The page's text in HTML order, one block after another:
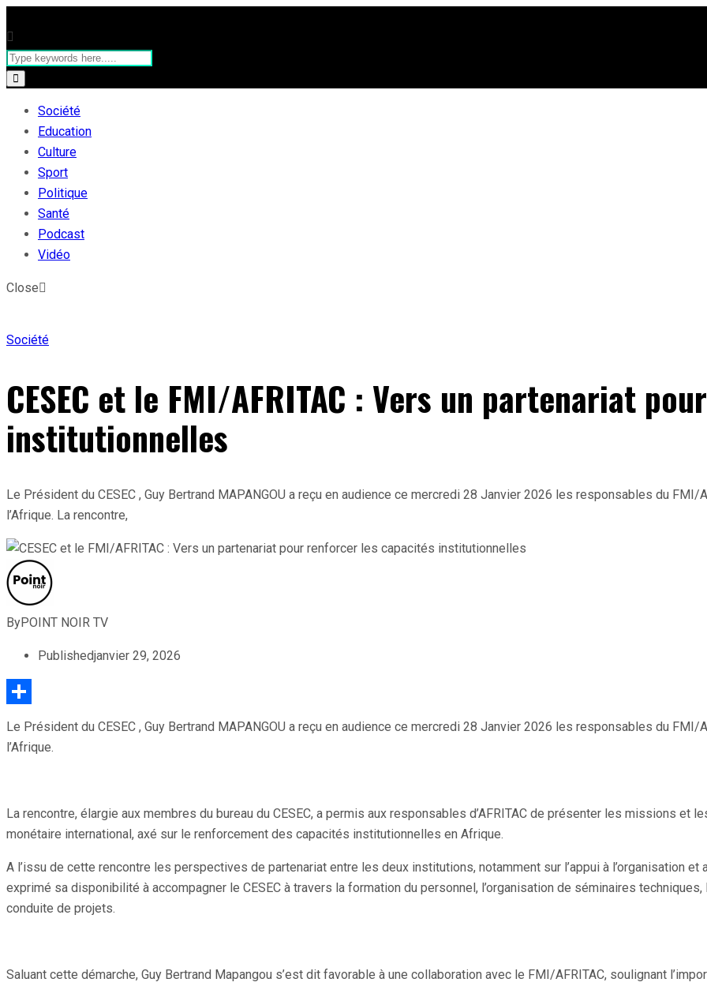
Société
Education
Culture
Sport
Politique
Santé
Podcast
Vidéo
Close
Société
CESEC et le FMI/AFRITAC : Vers un partenariat
institutionnelles
Le Président du CESEC , Guy Bertrand MAPANGOU a reçu en audience ce mercredi 28 Janvier 2026 les responsables du FMI/
l’Afrique. La rencontre,
ByPOINT NOIR TV
Publishedjanvier 29, 2026
Le Président du CESEC , Guy Bertrand MAPANGOU a reçu en audience ce mercredi 28 Janvier 2026 les responsables du FMI/
l’Afrique.
La rencontre, élargie aux membres du bureau du CESEC, a permis aux responsables d’AFRITAC de présenter les missions et
monétaire international, axé sur le renforcement des capacités institutionnelles en Afrique.
A l’issu de cette rencontre les perspectives de partenariat entre les deux institutions, notamment sur l’appui à l’organisation
exprimé sa disponibilité à accompagner le CESEC à travers la formation du personnel, l’organisation de séminaires
conduite de projets.
Saluant cette démarche, Guy Bertrand Mapangou s’est dit favorable à une collaboration avec le FMI/AFRITAC, soulignant